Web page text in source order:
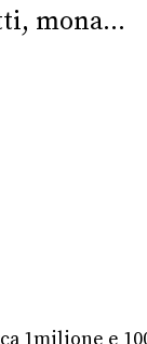
mona…